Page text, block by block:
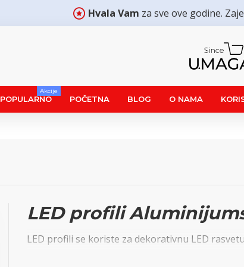
Hvala Vam za sve ove godine.
POPULARNO
Akcije
POČETNA BLOG O NAMA
LED profili
LED profili se koriste za dekorativnu LED